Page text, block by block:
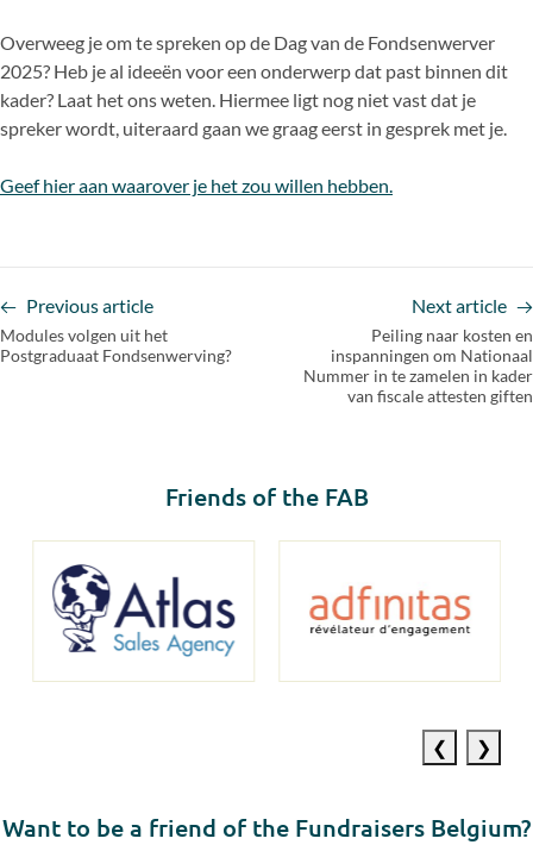
Overweeg je om te spreken op de Dag van de Fondsenwerver
2025? Heb je al ideeën voor een onderwerp dat past binnen dit
kader? Laat het ons weten. Hiermee ligt nog niet vast dat je
spreker wordt, uiteraard gaan we graag eerst in gesprek met je.
Geef hier aan waarover je het zou willen hebben.
Previous article
Modules volgen uit het
Postgraduaat Fondsenwerving?
Next article
Peiling naar kosten en
inspanningen om Nationaal
Nummer in te zamelen in kader
van fiscale attesten giften
Friends of the FAB
Want to be a friend of the Fundraisers Belgium?